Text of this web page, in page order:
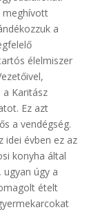
meghívott
a
élelmiszer
a Karitász
Ez azt
a vendégség.
idei évben ez az
konyha által
úgy a
ételt